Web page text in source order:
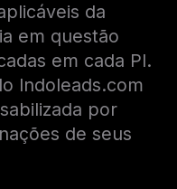
da
em questão
em cada PI.
Indoleads.com
por
de seus